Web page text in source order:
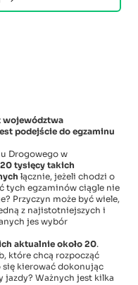
województwa
podejście do egzaminu
Drogowego w
20 tysięcy takich
łącznie, jeżeli chodzi o
tych egzaminów ciągle nie
Przyczyn może być wiele,
z najistotniejszych i
jes wybór
aktualnie około 20.
które chcą rozpocząć
się kierować dokonując
jazdy? Ważnych jest kilka